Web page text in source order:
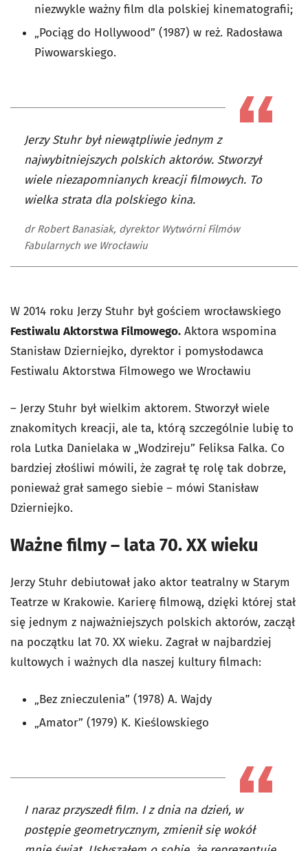
niezwykle ważny film dla polskiej kinematografii;
„Pociąg do Hollywood” (1987) w reż. Radosława
Piwowarskiego.
Jerzy Stuhr był niewątpliwie jednym z
najwybitniejszych polskich aktorów. Stworzył
wiele niezapomnianych kreacji filmowych. To
wielka strata dla polskiego kina.
dr Robert Banasiak, dyrektor Wytwórni Filmów
Fabularnych we Wrocławiu
W 2014 roku Jerzy Stuhr był gościem wrocławskiego
Festiwalu Aktorstwa Filmowego. Aktora wspomina
Stanisław Dzierniejko, dyrektor i pomysłodawca
Festiwalu Aktorstwa Filmowego we Wrocławiu
– Jerzy Stuhr był wielkim aktorem. Stworzył wiele
znakomitych kreacji, ale ta, którą szczególnie lubię to
rola Lutka Danielaka w „Wodzireju” Feliksa Falka. Co
bardziej złośliwi mówili, że zagrał tę rolę tak dobrze,
ponieważ grał samego siebie – mówi Stanisław
Dzierniejko.
Ważne filmy – lata 70. XX wieku
Jerzy Stuhr debiutował jako aktor teatralny w Starym
Teatrze w Krakowie. Karierę filmową, dzięki której stał
się jednym z najważniejszych polskich aktorów, zaczął
na początku lat 70. XX wieku. Zagrał w najbardziej
kultowych i ważnych dla naszej kultury filmach:
„Bez znieczulenia” (1978) A. Wajdy
„Amator” (1979) K. Kieślowskiego
I naraz przyszedł film. I z dnia na dzień, w
postępie geometrycznym, zmienił się wokół